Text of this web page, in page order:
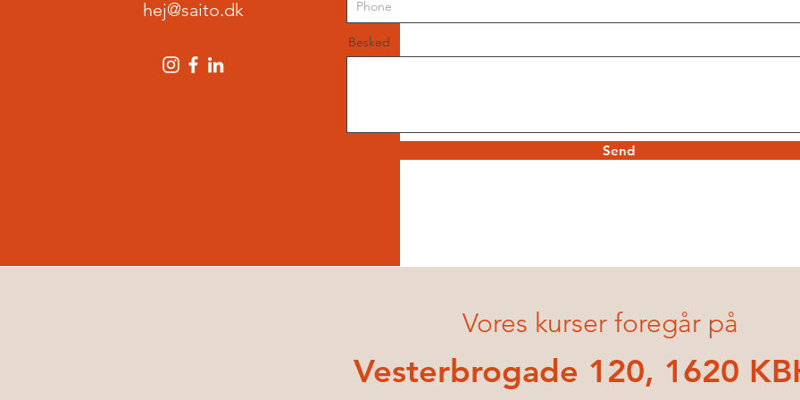
hej@saito.dk
Besked
Send
Vores kurser foregår på
Vesterbrogade 120, 1620